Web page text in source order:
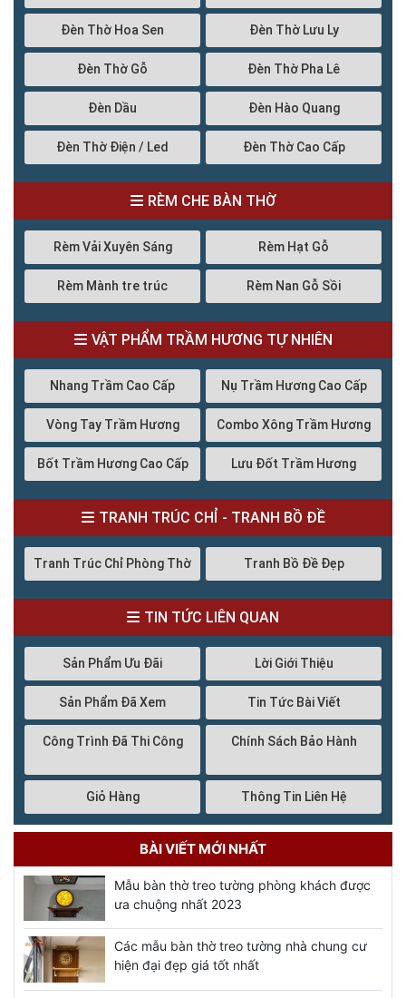
Đèn Thờ Hoa Sen Đèn Thờ Lưu Ly
Đèn Thờ Gỗ Đèn Thờ Pha Lê
Đèn Dầu Đèn Hào Quang
Đèn Thờ Điện / Led Đèn Thờ Cao Cấp
RÈM CHE BÀN THỜ
Rèm Vải Xuyên Sáng Rèm Hạt Gỗ
Rèm Mành tre trúc Rèm Nan Gỗ Sồi
VẬT PHẨM TRẦM HƯƠNG TỰ NHIÊN
Nhang Trầm Cao Cấp Nụ Trầm Hương Cao Cấp
Vòng Tay Trầm Hương Combo Xông Trầm Hương
Bốt Trầm Hương Cao Cấp Lưu Đốt Trầm Hương
TRANH TRÚC CHỈ - TRANH BỒ ĐỀ
Tranh Trúc Chỉ Phòng Thờ Tranh Bồ Đề Đẹp
TIN TỨC LIÊN QUAN
Sản Phẩm Ưu Đãi Lời Giới Thiệu
Sản Phẩm Đã Xem Tin Tức Bài Viết
Công Trình Đã Thi Công Chính Sách Bảo Hành
Giỏ Hàng Thông Tin Liên Hệ
BÀI VIẾT MỚI NHẤT
Mẫu bàn thờ treo tường phòng khách được
ưa chuộng nhất 2023
Các mẫu bàn thờ treo tường nhà chung cư
hiện đại đẹp giá tốt nhất